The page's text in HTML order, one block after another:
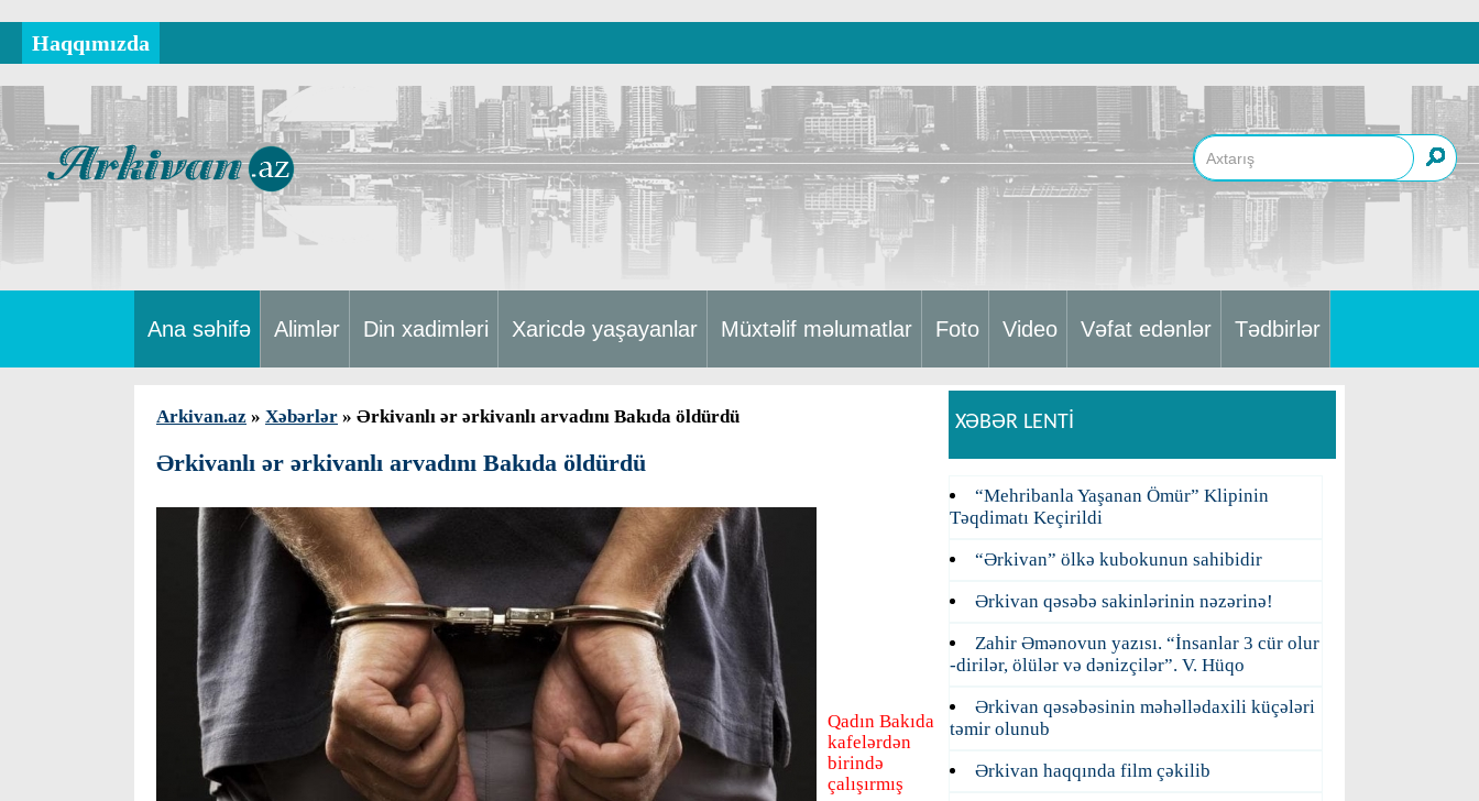
Haqqımızda
Ana səhifə Alimlər Din xadimləri Xaricdə yaşayanlar Müxtəlif məlumatlar Foto Video Vəfat edənlər Tədbirlər
Arkivan.az » Xəbərlər » Ərkivanlı ər ərkivanlı arvadını Bakıda öldürdü
Ərkivanlı ər ərkivanlı arvadını Bakıda öldürdü
Qadın Bakıda
kafelərdən
birində
çalışırmış
XƏBƏR LENTİ
“Mehribanla Yaşanan Ömür” Klipinin
Təqdimatı Keçirildi
“Ərkivan” ölkə kubokunun sahibidir
Ərkivan qəsəbə sakinlərinin nəzərinə!
Zahir Əmənovun yazısı. “İnsanlar 3 cür olur
-dirilər, ölülər və dənizçilər”. V. Hüqo
Ərkivan qəsəbəsinin məhəllədaxili küçələri
təmir olunub
Ərkivan haqqında film çəkilib